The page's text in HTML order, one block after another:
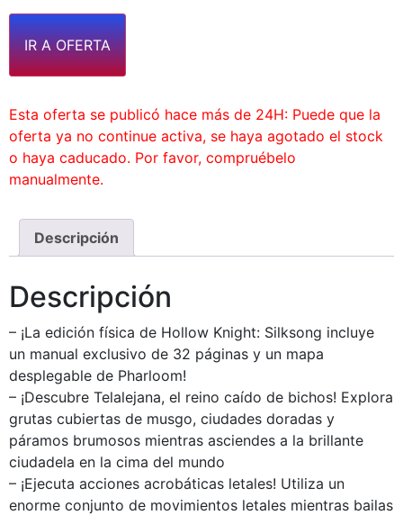
IR A OFERTA
Esta oferta se publicó hace más de 24H: Puede que la
oferta ya no continue activa, se haya agotado el stock
o haya caducado. Por favor, compruébelo
manualmente.
Descripción
Descripción
– ¡La edición física de Hollow Knight: Silksong incluye
un manual exclusivo de 32 páginas y un mapa
desplegable de Pharloom!
– ¡Descubre Telalejana, el reino caído de bichos! Explora
grutas cubiertas de musgo, ciudades doradas y
páramos brumosos mientras asciendes a la brillante
ciudadela en la cima del mundo
– ¡Ejecuta acciones acrobáticas letales! Utiliza un
enorme conjunto de movimientos letales mientras bailas